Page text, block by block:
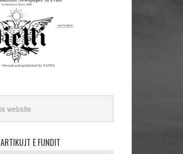
ARTIKUJT E FUNDIT